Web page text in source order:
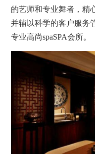
的艺师和专业舞者，精
并辅以科学的客户服务
专业高尚spaSPA会所。